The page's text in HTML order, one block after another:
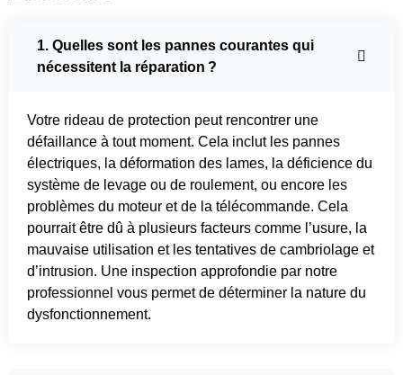
1. Quelles sont les pannes courantes qui
nécessitent la réparation ?
Votre rideau de protection peut rencontrer une
défaillance à tout moment. Cela inclut les pannes
électriques, la déformation des lames, la déficience du
système de levage ou de roulement, ou encore les
problèmes du moteur et de la télécommande. Cela
pourrait être dû à plusieurs facteurs comme l’usure, la
mauvaise utilisation et les tentatives de cambriolage et
d’intrusion. Une inspection approfondie par notre
professionnel vous permet de déterminer la nature du
dysfonctionnement.